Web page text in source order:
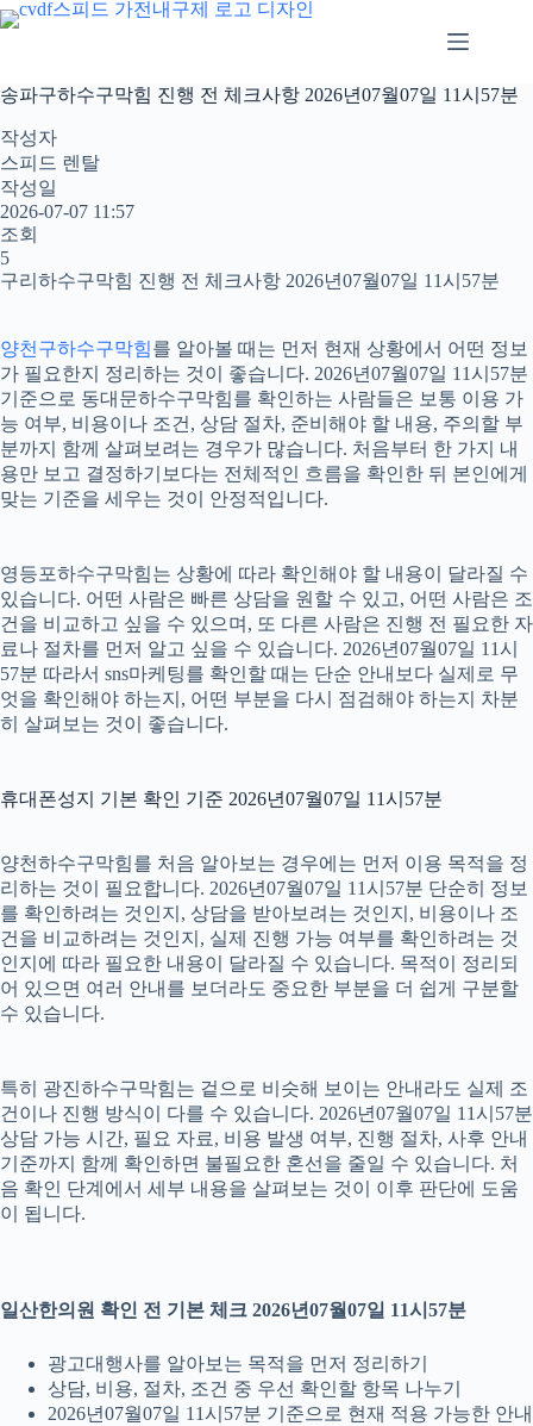
본
문
로
건
너
뛰
기
송파구하수구막힘 진행 전 체크사항 2026년07월07일 11시57분
작성자
스피드 렌탈
작성일
2026-07-07 11:57
조회
5
구리하수구막힘 진행 전 체크사항 2026년07월07일 11시57분
양천구하수구막힘를 알아볼 때는 먼저 현재 상황에서 어떤 정보
가 필요한지 정리하는 것이 좋습니다. 2026년07월07일 11시57분
기준으로 동대문하수구막힘를 확인하는 사람들은 보통 이용 가
능 여부, 비용이나 조건, 상담 절차, 준비해야 할 내용, 주의할 부
분까지 함께 살펴보려는 경우가 많습니다. 처음부터 한 가지 내
용만 보고 결정하기보다는 전체적인 흐름을 확인한 뒤 본인에게
맞는 기준을 세우는 것이 안정적입니다.
영등포하수구막힘는 상황에 따라 확인해야 할 내용이 달라질 수
있습니다. 어떤 사람은 빠른 상담을 원할 수 있고, 어떤 사람은 조
건을 비교하고 싶을 수 있으며, 또 다른 사람은 진행 전 필요한 자
료나 절차를 먼저 알고 싶을 수 있습니다. 2026년07월07일 11시
57분 따라서 sns마케팅를 확인할 때는 단순 안내보다 실제로 무
엇을 확인해야 하는지, 어떤 부분을 다시 점검해야 하는지 차분
히 살펴보는 것이 좋습니다.
휴대폰성지 기본 확인 기준 2026년07월07일 11시57분
양천하수구막힘를 처음 알아보는 경우에는 먼저 이용 목적을 정
리하는 것이 필요합니다. 2026년07월07일 11시57분 단순히 정보
를 확인하려는 것인지, 상담을 받아보려는 것인지, 비용이나 조
건을 비교하려는 것인지, 실제 진행 가능 여부를 확인하려는 것
인지에 따라 필요한 내용이 달라질 수 있습니다. 목적이 정리되
어 있으면 여러 안내를 보더라도 중요한 부분을 더 쉽게 구분할
수 있습니다.
특히 광진하수구막힘는 겉으로 비슷해 보이는 안내라도 실제 조
건이나 진행 방식이 다를 수 있습니다. 2026년07월07일 11시57분
상담 가능 시간, 필요 자료, 비용 발생 여부, 진행 절차, 사후 안내
기준까지 함께 확인하면 불필요한 혼선을 줄일 수 있습니다. 처
음 확인 단계에서 세부 내용을 살펴보는 것이 이후 판단에 도움
이 됩니다.
일산한의원 확인 전 기본 체크 2026년07월07일 11시57분
광고대행사를 알아보는 목적을 먼저 정리하기
상담, 비용, 절차, 조건 중 우선 확인할 항목 나누기
2026년07월07일 11시57분 기준으로 현재 적용 가능한 안내